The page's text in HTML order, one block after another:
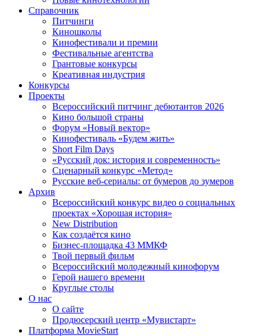
Справочник
Питчинги
Киношколы
Кинофестивали и премии
Фестивальные агентства
Грантовые конкурсы
Креативная индустрия
Конкурсы
Проекты
Всероссийский питчинг дебютантов 2026
Кино большой страны
Форум «Новый вектор»
Кинофестиваль «Будем жить»
Short Film Days
«Русский док: история и современность»
Сценарный конкурс «Метод»
Русские веб-сериалы: от бумеров до зумеров
Архив
Всероссийский конкурс видео о социальных
проектах «Хорошая история»
New Distribution
Как создаётся кино
Бизнес-площадка 43 ММКФ
Твой первый фильм
Всероссийский молодежный кинофорум
Герой нашего времени
Круглые столы
О нас
О сайте
Продюсерский центр «Мувистарт»
Платформа MovieStart